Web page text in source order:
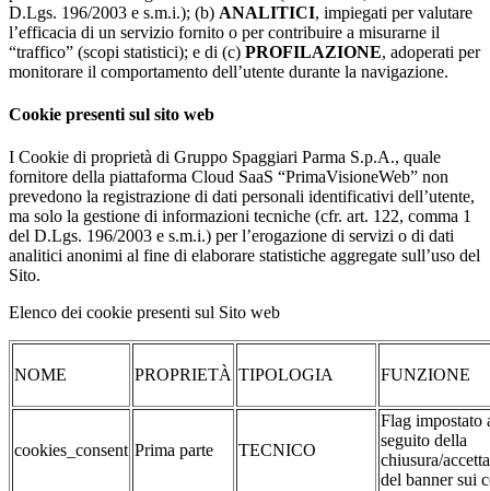
D.Lgs. 196/2003 e s.m.i.); (b) ANALITICI, impiegati per valutare
l’efficacia di un servizio fornito o per contribuire a misurarne il
“traffico” (scopi statistici); e di (c) PROFILAZIONE, adoperati per
monitorare il comportamento dell’utente durante la navigazione.
Cookie presenti sul sito web
I Cookie di proprietà di Gruppo Spaggiari Parma S.p.A., quale
fornitore della piattaforma Cloud SaaS “PrimaVisioneWeb” non
prevedono la registrazione di dati personali identificativi dell’utente,
ma solo la gestione di informazioni tecniche (cfr. art. 122, comma 1
del D.Lgs. 196/2003 e s.m.i.) per l’erogazione di servizi o di dati
analitici anonimi al fine di elaborare statistiche aggregate sull’uso del
Sito.
Elenco dei cookie presenti sul Sito web
NOME PROPRIETÀ TIPOLOGIA FUNZIONE
cookies_consent Prima parte TECNICO
Flag impostato
seguito della
chiusura/
del banner sui